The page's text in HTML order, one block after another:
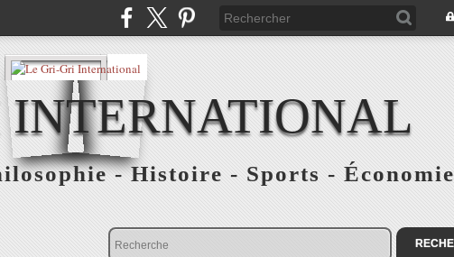
INTERNATIONAL
- Histoire - Sports - Économie